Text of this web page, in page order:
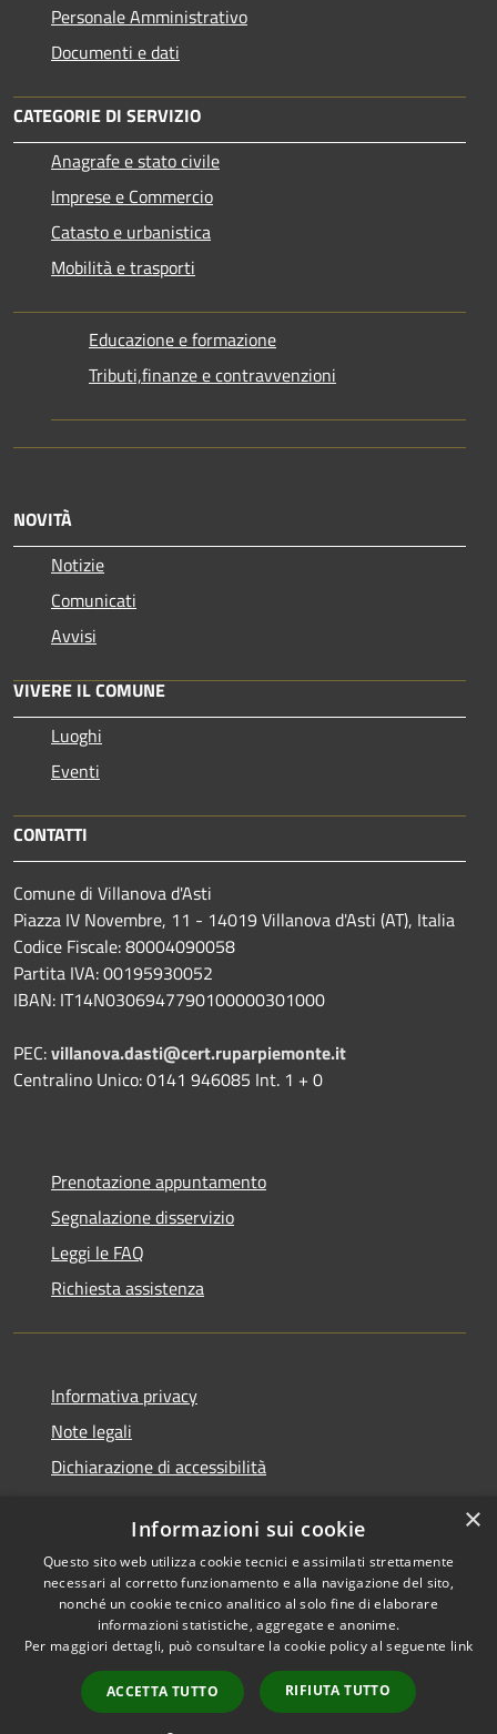
Personale Amministrativo
Documenti e dati
CATEGORIE DI SERVIZIO
Anagrafe e stato civile
Imprese e Commercio
Catasto e urbanistica
Mobilità e trasporti
Educazione e formazione
Tributi,finanze e contravvenzioni
NOVITÀ
Notizie
Comunicati
Avvisi
VIVERE IL COMUNE
Luoghi
Eventi
CONTATTI
Comune di Villanova d'Asti
Piazza IV Novembre, 11 - 14019 Villanova d'Asti (AT), Italia
Codice Fiscale: 80004090058
Partita IVA: 00195930052
IBAN: IT14N0306947790100000301000
PEC:villanova.dasti@cert.ruparpiemonte.it
Centralino Unico: 0141 946085 Int. 1 + 0
Prenotazione appuntamento
Segnalazione disservizio
Leggi le FAQ
Richiesta assistenza
Informativa privacy
Note legali
Dichiarazione di accessibilità
RSS
Accessibilità
Cookie
Mappa del sito
Comune convenzionato
Astigov
Progetto|Convenzione|
Adesioni
•Accesso redazione
×
Informazioni sui cookie
Questo sito web utilizza cookie tecnici e assimilati strettamente
necessari al corretto funzionamento e alla navigazione del sito,
nonché un cookie tecnico analitico al solo fine di elaborare
informazioni statistiche, aggregate e anonime.
Per maggiori dettagli, può consultare la cookie policy al seguente link
ACCETTA TUTTO RIFIUTA TUTTO